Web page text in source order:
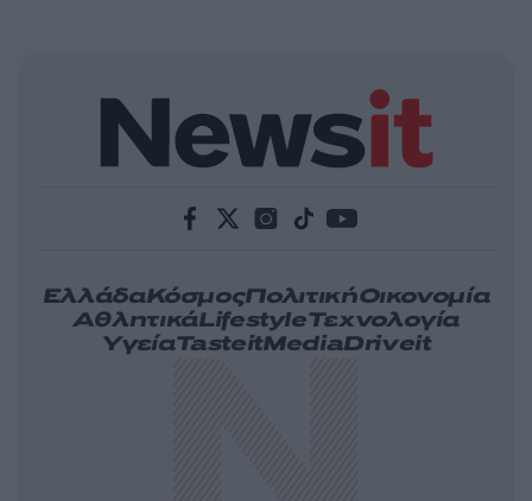
ΕλλάδαΚόσμοςΠολιτικήΟικονομία
ΑθλητικάLifestyleΤεχνολογία
ΥγείαTasteitMediaDriveit